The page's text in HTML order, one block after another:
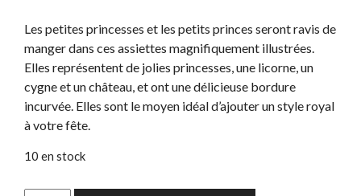
Les petites princesses et les petits princes seront ravis de
manger dans ces assiettes magnifiquement illustrées.
Elles représentent de jolies princesses, une licorne, un
cygne et un château, et ont une délicieuse bordure
incurvée. Elles sont le moyen idéal d’ajouter un style royal
à votre fête.
10 en stock